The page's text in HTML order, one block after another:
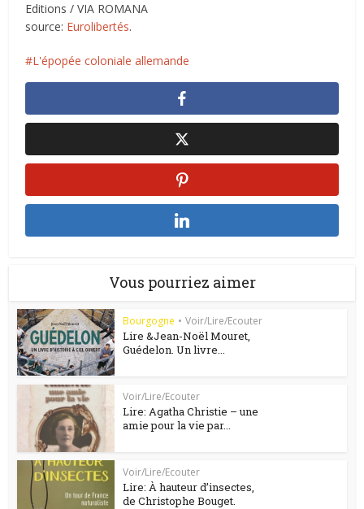
Editions / VIA ROMANA
source: Eurolibertés.
L'épopée coloniale allemande
Vous pourriez aimer
Bourgogne • Voir/Lire/Ecouter
Lire &Jean-Noël Mouret,
Guédelon. Un livre...
Voir/Lire/Ecouter
Lire: Agatha Christie – une
amie pour la vie par...
Voir/Lire/Ecouter
Lire: À hauteur d’insectes,
de Christophe Bouget.